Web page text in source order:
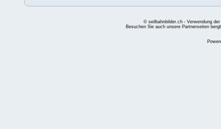
© seilbahnbilder.ch - Verwendung
Besuchen Sie auch unsere Partnerseiten